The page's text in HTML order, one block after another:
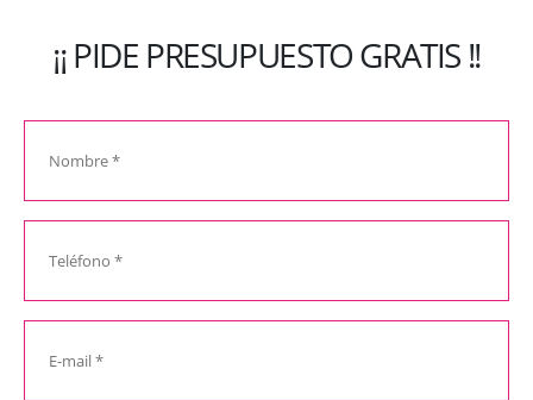
¡¡ PIDE PRESUPUESTO GRATIS !!